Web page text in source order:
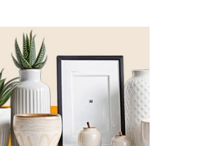
Kuchyňské příslušenství
Kuchyňské doplňky
Koupelnové doplňky
Zahradní doplňky
Zobrazit vše